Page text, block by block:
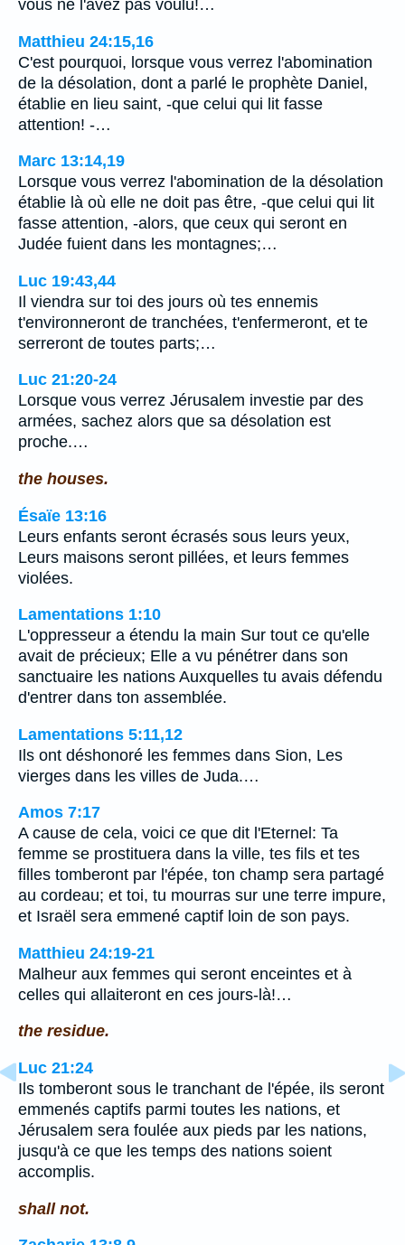
vous ne l'avez pas voulu!…
Matthieu 24:15,16
C'est pourquoi, lorsque vous verrez l'abomination
de la désolation, dont a parlé le prophète Daniel,
établie en lieu saint, -que celui qui lit fasse
attention! -…
Marc 13:14,19
Lorsque vous verrez l'abomination de la désolation
établie là où elle ne doit pas être, -que celui qui lit
fasse attention, -alors, que ceux qui seront en
Judée fuient dans les montagnes;…
Luc 19:43,44
Il viendra sur toi des jours où tes ennemis
t'environneront de tranchées, t'enfermeront, et te
serreront de toutes parts;…
Luc 21:20-24
Lorsque vous verrez Jérusalem investie par des
armées, sachez alors que sa désolation est
proche.…
the houses.
Ésaïe 13:16
Leurs enfants seront écrasés sous leurs yeux,
Leurs maisons seront pillées, et leurs femmes
violées.
Lamentations 1:10
L'oppresseur a étendu la main Sur tout ce qu'elle
avait de précieux; Elle a vu pénétrer dans son
sanctuaire les nations Auxquelles tu avais défendu
d'entrer dans ton assemblée.
Lamentations 5:11,12
Ils ont déshonoré les femmes dans Sion, Les
vierges dans les villes de Juda.…
Amos 7:17
A cause de cela, voici ce que dit l'Eternel: Ta
femme se prostituera dans la ville, tes fils et tes
filles tomberont par l'épée, ton champ sera partagé
au cordeau; et toi, tu mourras sur une terre impure,
et Israël sera emmené captif loin de son pays.
Matthieu 24:19-21
Malheur aux femmes qui seront enceintes et à
celles qui allaiteront en ces jours-là!…
the residue.
Luc 21:24
Ils tomberont sous le tranchant de l'épée, ils seront
emmenés captifs parmi toutes les nations, et
Jérusalem sera foulée aux pieds par les nations,
jusqu'à ce que les temps des nations soient
accomplis.
shall not.